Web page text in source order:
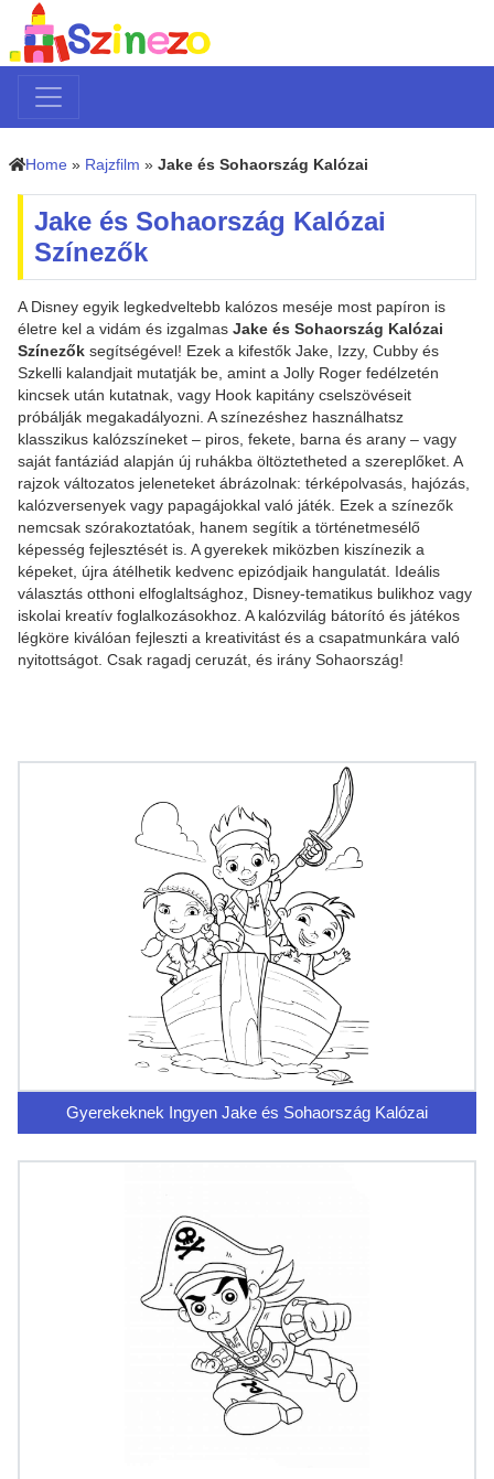
Home » Rajzfilm » Jake és Sohaország Kalózai
Jake és Sohaország Kalózai
Színezők
A Disney egyik legkedveltebb kalózos meséje most papíron is
életre kel a vidám és izgalmas Jake és Sohaország Kalózai
Színezők segítségével! Ezek a kifestők Jake, Izzy, Cubby és
Szkelli kalandjait mutatják be, amint a Jolly Roger fedélzetén
kincsek után kutatnak, vagy Hook kapitány cselszövéseit
próbálják megakadályozni. A színezéshez használhatsz
klasszikus kalózszíneket – piros, fekete, barna és arany – vagy
saját fantáziád alapján új ruhákba öltöztetheted a szereplőket. A
rajzok változatos jeleneteket ábrázolnak: térképolvasás, hajózás,
kalózversenyek vagy papagájokkal való játék. Ezek a színezők
nemcsak szórakoztatóak, hanem segítik a történetmesélő
képesség fejlesztését is. A gyerekek miközben kiszínezik a
képeket, újra átélhetik kedvenc epizódjaik hangulatát. Ideális
választás otthoni elfoglaltsághoz, Disney-tematikus bulikhoz vagy
iskolai kreatív foglalkozásokhoz. A kalózvilág bátorító és játékos
légköre kiválóan fejleszti a kreativitást és a csapatmunkára való
nyitottságot. Csak ragadj ceruzát, és irány Sohaország!
Gyerekeknek Ingyen Jake és Sohaország Kalózai